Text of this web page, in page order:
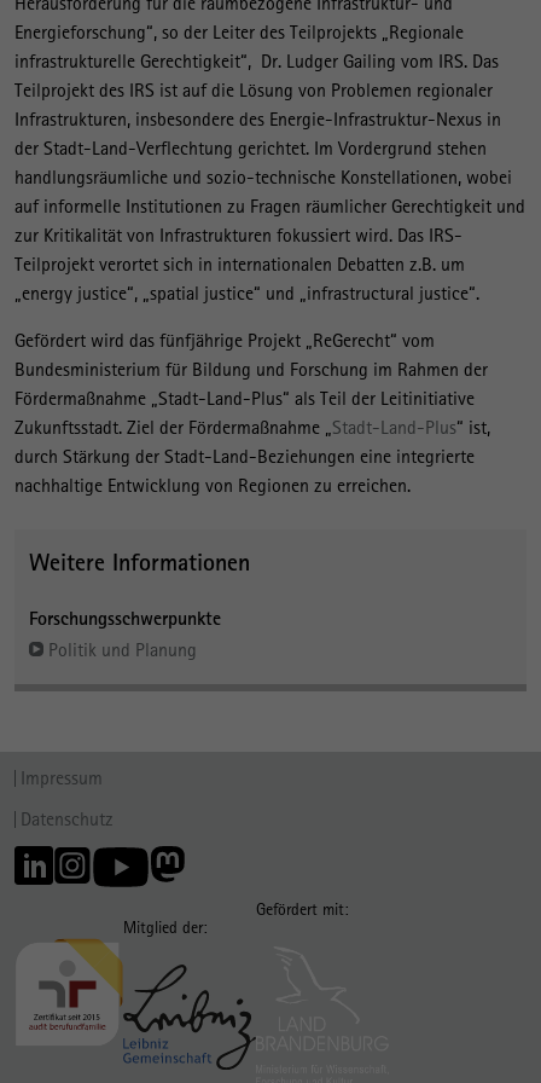
Energieforschung“, so der Leiter des Teilprojekts „Regionale
infrastrukturelle Gerechtigkeit“, Dr. Ludger Gailing vom IRS. Das
Teilprojekt des IRS ist auf die Lösung von Problemen regionaler
Infrastrukturen, insbesondere des Energie-Infrastruktur-Nexus in
der Stadt-Land-Verflechtung gerichtet. Im Vordergrund stehen
handlungsräumliche und sozio-technische Konstellationen, wobei
auf informelle Institutionen zu Fragen räumlicher Gerechtigkeit und
zur Kritikalität von Infrastrukturen fokussiert wird. Das IRS-
Teilprojekt verortet sich in internationalen Debatten z.B. um
„energy justice“, „spatial justice“ und „infrastructural justice“.
Gefördert wird das fünfjährige Projekt „ReGerecht“ vom
Bundesministerium für Bildung und Forschung im Rahmen der
Fördermaßnahme „Stadt-Land-Plus“ als Teil der Leitinitiative
Zukunftsstadt. Ziel der Fördermaßnahme „Stadt-Land-Plus“ ist,
durch Stärkung der Stadt-Land-Beziehungen eine integrierte
nachhaltige Entwicklung von Regionen zu erreichen.
Weitere Informationen
Forschungsschwerpunkte
Politik und Planung
Impressum
Datenschutz
Mitglied der:
Gefördert mit: